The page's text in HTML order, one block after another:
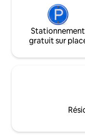
Stationnement
gratuit sur